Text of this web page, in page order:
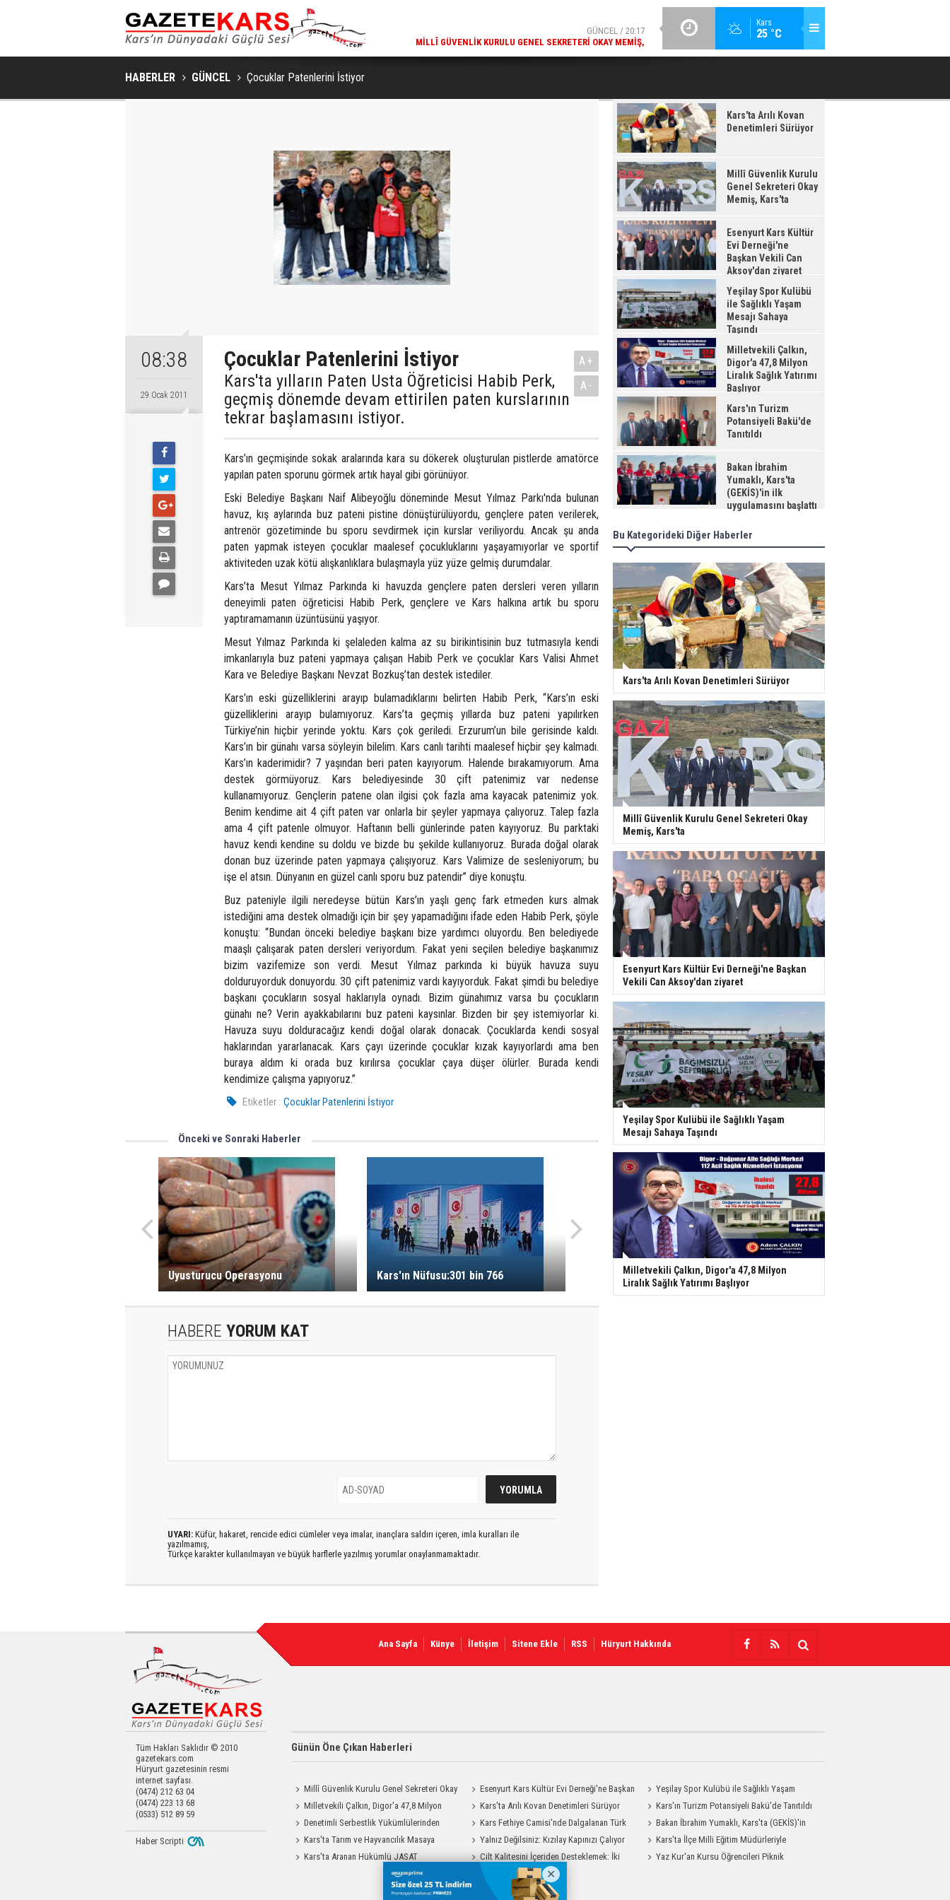
Kars
25 °C
KARS'TA ARILI KOVAN DENETIMLERI SÜRÜYOR
MILLÎ GÜVENLIK KURULU GENEL SEKRETERI OKAY MEMIŞ,
KARS'TA
ESENYURT KARS KÜLTÜR EVI DERNEĞI'NE BAŞKAN VEKILI CAN
HABERLER GÜNCEL Çocuklar Patenlerini İstiyor
08:38
29 Ocak 2011
Çocuklar Patenlerini İstiyor
Kars'ta yılların Paten Usta Öğreticisi Habib Perk,
geçmiş dönemde devam ettirilen paten kurslarının
tekrar başlamasını istiyor.
A+
A-
Kars’ın geçmişinde sokak aralarında kara su dökerek oluşturulan pistlerde amatörce
yapılan paten sporunu görmek artık hayal gibi görünüyor.
Eski Belediye Başkanı Naif Alibeyoğlu döneminde Mesut Yılmaz Parkı'nda bulunan
havuz, kış aylarında buz pateni pistine dönüştürülüyordu, gençlere paten verilerek,
antrenör gözetiminde bu sporu sevdirmek için kurslar veriliyordu. Ancak şu anda
paten yapmak isteyen çocuklar maalesef çocukluklarını yaşayamıyorlar ve sportif
aktiviteden uzak kötü alışkanlıklara bulaşmayla yüz yüze gelmiş durumdalar.
Kars’ta Mesut Yılmaz Parkında ki havuzda gençlere paten dersleri veren yılların
deneyimli paten öğreticisi Habib Perk, gençlere ve Kars halkına artık bu sporu
yaptıramamanın üzüntüsünü yaşıyor.
Mesut Yılmaz Parkında ki şelaleden kalma az su birikintisinin buz tutmasıyla kendi
imkanlarıyla buz pateni yapmaya çalışan Habib Perk ve çocuklar Kars Valisi Ahmet
Kara ve Belediye Başkanı Nevzat Bozkuş’tan destek istediler.
Kars’ın eski güzelliklerini arayıp bulamadıklarını belirten Habib Perk, “Kars’ın eski
güzelliklerini arayıp bulamıyoruz. Kars’ta geçmiş yıllarda buz pateni yapılırken
Türkiye’nin hiçbir yerinde yoktu. Kars çok geriledi. Erzurum’un bile gerisinde kaldı.
Kars’ın bir günahı varsa söyleyin bilelim. Kars canlı tarihti maalesef hiçbir şey kalmadı.
Kars’ın kaderimidir? 7 yaşından beri paten kayıyorum. Halende bırakamıyorum. Ama
destek görmüyoruz. Kars belediyesinde 30 çift patenimiz var nedense
kullanamıyoruz. Gençlerin patene olan ilgisi çok fazla ama kayacak patenimiz yok.
Benim kendime ait 4 çift paten var onlarla bir şeyler yapmaya çalıyoruz. Talep fazla
ama 4 çift patenle olmuyor. Haftanın belli günlerinde paten kayıyoruz. Bu parktaki
havuz kendi kendine su doldu ve bizde bu şekilde kullanıyoruz. Burada doğal olarak
donan buz üzerinde paten yapmaya çalışıyoruz. Kars Valimize de sesleniyorum; bu
işe el atsın. Dünyanın en güzel canlı sporu buz patendir” diye konuştu.
Buz pateniyle ilgili neredeyse bütün Kars’ın yaşlı genç fark etmeden kurs almak
istediğini ama destek olmadığı için bir şey yapamadığını ifade eden Habib Perk, şöyle
konuştu: “Bundan önceki belediye başkanı bize yardımcı oluyordu. Ben belediyede
maaşlı çalışarak paten dersleri veriyordum. Fakat yeni seçilen belediye başkanımız
bizim vazifemize son verdi. Mesut Yılmaz parkında ki büyük havuza suyu
dolduruyorduk donuyordu. 30 çift patenimiz vardı kayıyorduk. Fakat şimdi bu belediye
başkanı çocukların sosyal haklarıyla oynadı. Bizim günahımız varsa bu çocukların
günahı ne? Verin ayakkabılarını buz pateni kaysınlar. Bizden bir şey istemiyorlar ki.
Havuza suyu dolduracağız kendi doğal olarak donacak. Çocuklarda kendi sosyal
haklarından yararlanacak. Kars çayı üzerinde çocuklar kızak kayıyorlardı ama ben
buraya aldım ki orada buz kırılırsa çocuklar çaya düşer ölürler. Burada kendi
kendimize çalışma yapıyoruz.”
Etiketler : Çocuklar Patenlerini İstiyor
Önceki ve Sonraki Haberler
Uyusturucu Operasyonu Kars'ın Nüfusu:301 bin 766
HABERE YORUM KAT
UYARI: Küfür, hakaret, rencide edici cümleler veya imalar, inançlara saldırı içeren, imla kuralları ile
yazılmamış,
Türkçe karakter kullanılmayan ve büyük harflerle yazılmış yorumlar onaylanmamaktadır.
Kars'ta Arılı Kovan
Denetimleri Sürüyor
Millî Güvenlik Kurulu
Genel Sekreteri Okay
Memiş, Kars'ta
Esenyurt Kars Kültür
Evi Derneği'ne
Başkan Vekili Can
Aksoy'dan ziyaret
Yeşilay Spor Kulübü
ile Sağlıklı Yaşam
Mesajı Sahaya
Taşındı
Milletvekili Çalkın,
Digor'a 47,8 Milyon
Liralık Sağlık Yatırımı
Başlıyor
Kars'ın Turizm
Potansiyeli Bakü'de
Tanıtıldı
Bakan İbrahim
Yumaklı, Kars'ta
(GEKİS)'in ilk
uygulamasını başlattı
Bu Kategorideki Diğer Haberler
Kars'ta Arılı Kovan Denetimleri Sürüyor
Millî Güvenlik Kurulu Genel Sekreteri Okay
Memiş, Kars'ta
Esenyurt Kars Kültür Evi Derneği'ne Başkan
Vekili Can Aksoy'dan ziyaret
Yeşilay Spor Kulübü ile Sağlıklı Yaşam
Mesajı Sahaya Taşındı
Milletvekili Çalkın, Digor'a 47,8 Milyon
Liralık Sağlık Yatırımı Başlıyor
Ana Sayfa Künye İletişim Sitene Ekle RSS Hüryurt Hakkında
Tüm Hakları Saklıdır © 2010
gazetekars.com
Hüryurt gazetesinin resmi
internet sayfası.
(0474) 212 63 04
(0474) 223 13 68
(0533) 512 89 59
Günün Öne Çıkan Haberleri
Millî Güvenlik Kurulu Genel Sekreteri Okay
Memiş, Kars'ta
Esenyurt Kars Kültür Evi Derneği'ne Başkan
Vekili Can Aksoy'dan ziyaret
Yeşilay Spor Kulübü ile Sağlıklı Yaşam
Mesajı Sahaya Taşındı
Milletvekili Çalkın, Digor'a 47,8 Milyon
Liralık Sağlık Yatırımı Başlıyor
Kars'ta Arılı Kovan Denetimleri Sürüyor
Kars'ın Turizm Potansiyeli Bakü'de Tanıtıldı
Denetimli Serbestlik Yükümlülerinden
Okula Temizlik Desteği
Kars Fethiye Camisi'nde Dalgalanan Türk
Bayrağı Görenlerin Beğenisini Topladı
Bakan İbrahim Yumaklı, Kars'ta (GEKİS)'in
ilk uygulamasını başlattı
Kars'ta Tarım ve Hayvancılık Masaya
Yatırıldı
Yalnız Değilsiniz: Kızılay Kapınızı Çalıyor
Kars'ta İlçe Milli Eğitim Müdürleriyle
Değerlendirme Toplantısı
Kars'ta Aranan Hükümlü JASAT
Cilt Kalitesini İçeriden Desteklemek: İki
Enjeksiyon Uygulamasının Karşılaştırması
Yaz Kur'an Kursu Öğrencileri Piknik
Haber Scripti